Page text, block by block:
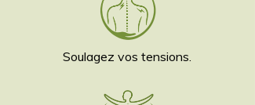
Soulagez vos tensions.